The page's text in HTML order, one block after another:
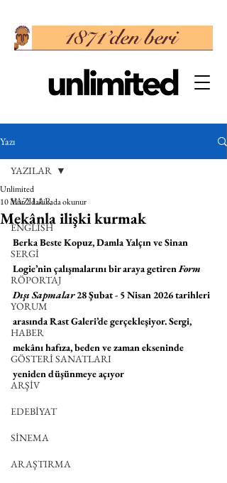
Yazı
YAZILAR
ENGLISH
SERGİ
RÖPORTAJ
YORUM
HABER
GÖSTERİ SANATLARI
ARŞİV
EDEBİYAT
SİNEMA
ARAŞTIRMA
YAZILAR
Mekânla ilişki kurmak
Unlimited
10 Mar2 dakikada okunur
Berka Beste Kopuz, Damla Yalçın ve Sinan
Logie’nin çalışmalarını bir araya getiren Form
Dışı Sapmalar 28 Şubat - 5 Nisan 2026 tarihleri
arasında Rast Galeri’de gerçekleşiyor. Sergi,
mekânı hafıza, beden ve zaman ekseninde
yeniden düşünmeye açıyor